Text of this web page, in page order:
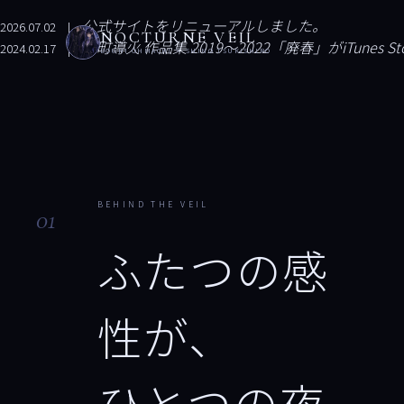
NOCTURNE VEIL
DOUHI OHMACHI × SHINO TSUKISHIRO
2026.07.02 |公式サイトをリニューアルしました。
2024.02.17 |大町導火 作品集 2019〜2022「廃春」がiTunes
01 BEHIND THE VEIL
ふたつの感
性が、